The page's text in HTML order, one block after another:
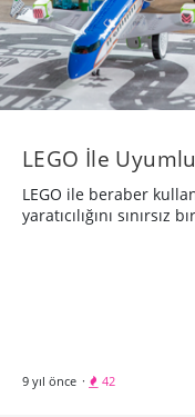
LEGO İle
LEGO ile beraber
yaratıcılığını
9 yıl önce · 42